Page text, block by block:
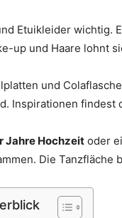
Etuikleider wichtig.
up und Haare lohnt
und
Inspirationen findest
Jahre Hochzeit oder
Die Tanzfläche